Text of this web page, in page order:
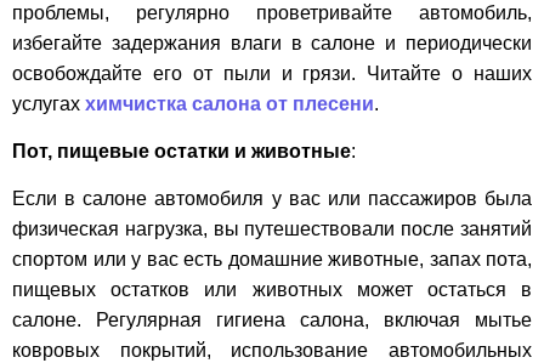
проблемы, регулярно проветривайте автомобиль,
избегайте задержания влаги в салоне и периодически
освобождайте его от пыли и грязи. Читайте о наших
услугах химчистка салона от плесени.
Пот, пищевые остатки и животные:
Если в салоне автомобиля у вас или пассажиров была
физическая нагрузка, вы путешествовали после занятий
спортом или у вас есть домашние животные, запах пота,
пищевых остатков или животных может остаться в
салоне. Регулярная гигиена салона, включая мытье
ковровых покрытий, использование автомобильных